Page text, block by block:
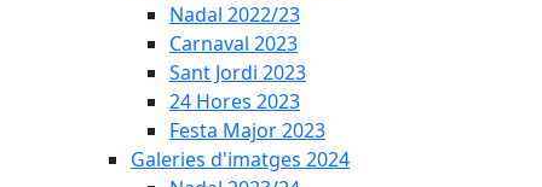
Nadal 2022/23
Carnaval 2023
Sant Jordi 2023
24 Hores 2023
Festa Major 2023
Galeries d'imatges 2024